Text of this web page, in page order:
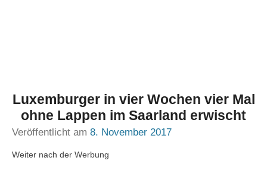
Luxemburger in vier Wochen vier Mal
ohne Lappen im Saarland erwischt
Veröffentlicht am 8. November 2017
Weiter nach der Werbung